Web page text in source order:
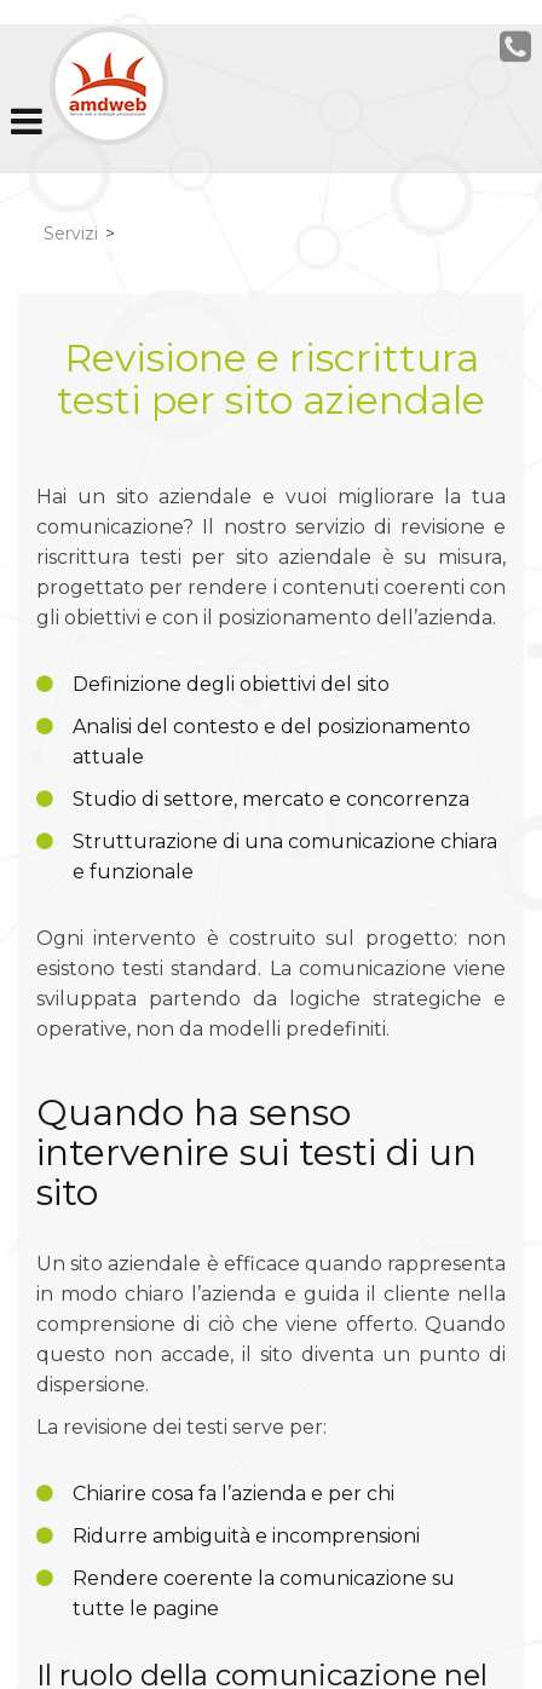
Servizi >
Revisione e riscrittura
testi per sito aziendale
Hai un sito aziendale e vuoi migliorare la tua
comunicazione? Il nostro servizio di revisione e
riscrittura testi per sito aziendale è su misura,
progettato per rendere i contenuti coerenti con
gli obiettivi e con il posizionamento dell’azienda.
Definizione degli obiettivi del sito
Analisi del contesto e del posizionamento
attuale
Studio di settore, mercato e concorrenza
Strutturazione di una comunicazione chiara
e funzionale
Ogni intervento è costruito sul progetto: non
esistono testi standard. La comunicazione viene
sviluppata partendo da logiche strategiche e
operative, non da modelli predefiniti.
Quando ha senso
intervenire sui testi di un
sito
Un sito aziendale è efficace quando rappresenta
in modo chiaro l’azienda e guida il cliente nella
comprensione di ciò che viene offerto. Quando
questo non accade, il sito diventa un punto di
dispersione.
La revisione dei testi serve per:
Chiarire cosa fa l’azienda e per chi
Ridurre ambiguità e incomprensioni
Rendere coerente la comunicazione su
tutte le pagine
Il ruolo della comunicazione nel